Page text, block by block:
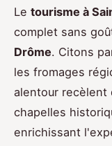
Le tourisme à
complet sans
Drôme. Citons
les fromages
alentour recèlent
chapelles
enrichissant